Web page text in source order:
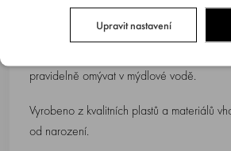
pravidelně omývat v mýdlové vodě.
Vyrobeno z kvalitních plastů a materiálů
od narození.
Upravit nastavení